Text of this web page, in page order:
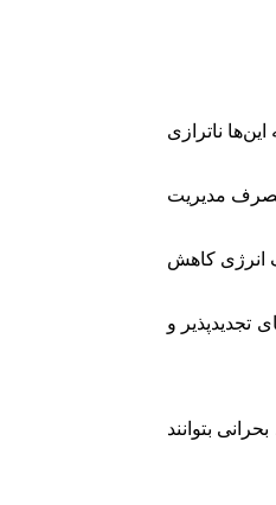
آن ظرفیت قزوین ۲ برابر می‌شود؛ البته با همه این‌ها ناترازی
مصرف مدیریت
در مجموع هم میزان حجم مصرف انرژی کاهش
تجدیدپذیر و
بحرانی بتوانند